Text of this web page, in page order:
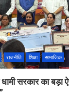
राजनीति शिक्षा सामाजिक
सरकार का बड़ा